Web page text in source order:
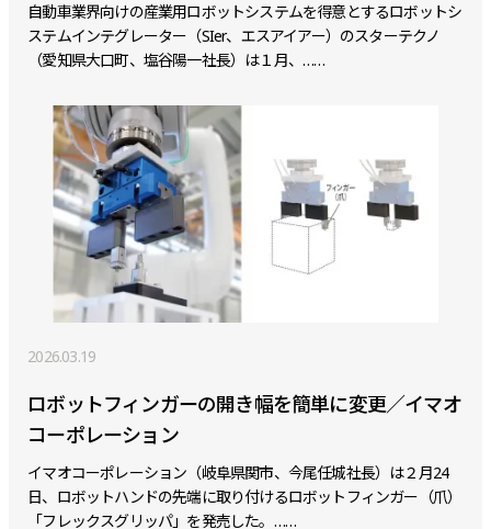
自動車業界向けの産業用ロボットシステムを得意とするロボットシ
ステムインテグレーター（SIer、エスアイアー）のスターテクノ
（愛知県大口町、塩谷陽一社長）は１月、……
2026.03.19
ロボットフィンガーの開き幅を簡単に変更／イマオ
コーポレーション
イマオコーポレーション（岐阜県関市、今尾任城社長）は２月24
日、ロボットハンドの先端に取り付けるロボットフィンガー（爪）
「フレックスグリッパ」を発売した。……